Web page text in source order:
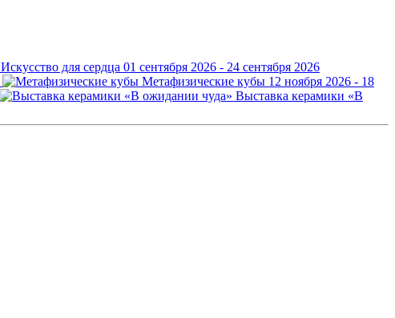
Искусство для сердца 01 сентября 2026 - 24 сентября 2026
Метафизические кубы 12 ноября 2026 - 18
Выставка керамики «В